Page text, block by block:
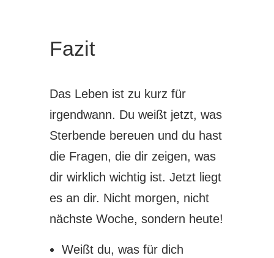
Fazit
Das Leben ist zu kurz für
irgendwann. Du weißt jetzt, was
Sterbende bereuen und du hast
die Fragen, die dir zeigen, was
dir wirklich wichtig ist. Jetzt liegt
es an dir. Nicht morgen, nicht
nächste Woche, sondern heute!
Weißt du, was für dich